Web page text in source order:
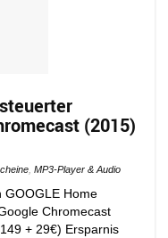
(2015)
MP3-Player & Audio
GOOGLE Home
Chromecast
+ 29€) Ersparnis